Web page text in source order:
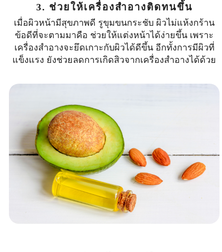
3. ช่วยให้เครื่องสำอางติดทนขึ้น
เมื่อผิวหน้ามีสุขภาพดี รูขุมขนกระชับ ผิวไม่แห้งกร้าน
ข้อดีที่จะตามมาคือ ช่วยให้แต่งหน้าได้ง่ายขึ้น เพราะ
เครื่องสำอางจะยึดเกาะกับผิวได้ดีขึ้น อีกทั้งการมีผิวที่
แข็งแรง ยังช่วยลดการเกิดสิวจากเครื่องสำอางได้ด้วย